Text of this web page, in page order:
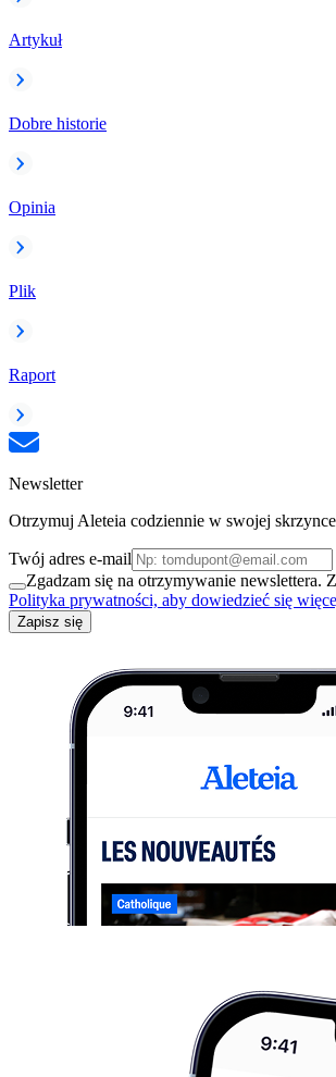
Artykuł
Dobre historie
Opinia
Plik
Raport
Newsletter
Otrzymuj Aleteia codziennie w swojej
Twój adres e-mail
Zgadzam się na otrzymywanie newslettera.
Polityka prywatności, aby dowiedzieć się
Zapisz się